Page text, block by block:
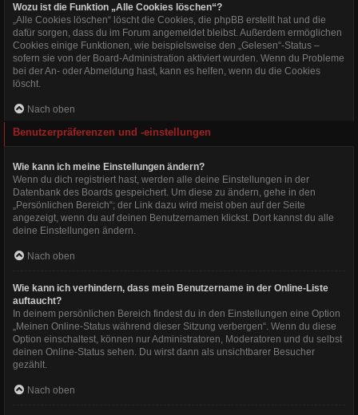
Wozu ist die Funktion „Alle Cookies löschen“?
„Alle Cookies löschen“ löscht die Cookies, die phpBB erstellt hat und die
dafür sorgen, dass du im Forum angemeldet bleibst. Außerdem ermöglichen
Cookies einige Funktionen, wie beispielsweise den „Gelesen“-Status –
sofern sie von der Board-Administration aktiviert wurden. Wenn du Probleme
bei der An- oder Abmeldung hast, kann es helfen, wenn du die Cookies
löscht.
Nach oben
Benutzerpräferenzen und -einstellungen
Wie kann ich meine Einstellungen ändern?
Wenn du dich registriert hast, werden alle deine Einstellungen in der
Datenbank des Boards gespeichert. Um diese zu ändern, gehe in den
„Persönlichen Bereich“; der Link dazu wird meist oben auf der Seite
angezeigt, wenn du auf deinen Benutzernamen klickst. Dort kannst du alle
deine Einstellungen ändern.
Nach oben
Wie kann ich verhindern, dass mein Benutzername in der Online-Liste
auftaucht?
In deinem persönlichen Bereich findest du in den Einstellungen eine Option
„Meinen Online-Status während dieser Sitzung verbergen“. Wenn du diese
Option einschaltest, können nur Administratoren, Moderatoren und du selbst
deinen Online-Status sehen. Du wirst dann als unsichtbarer Besucher
gezählt.
Nach oben